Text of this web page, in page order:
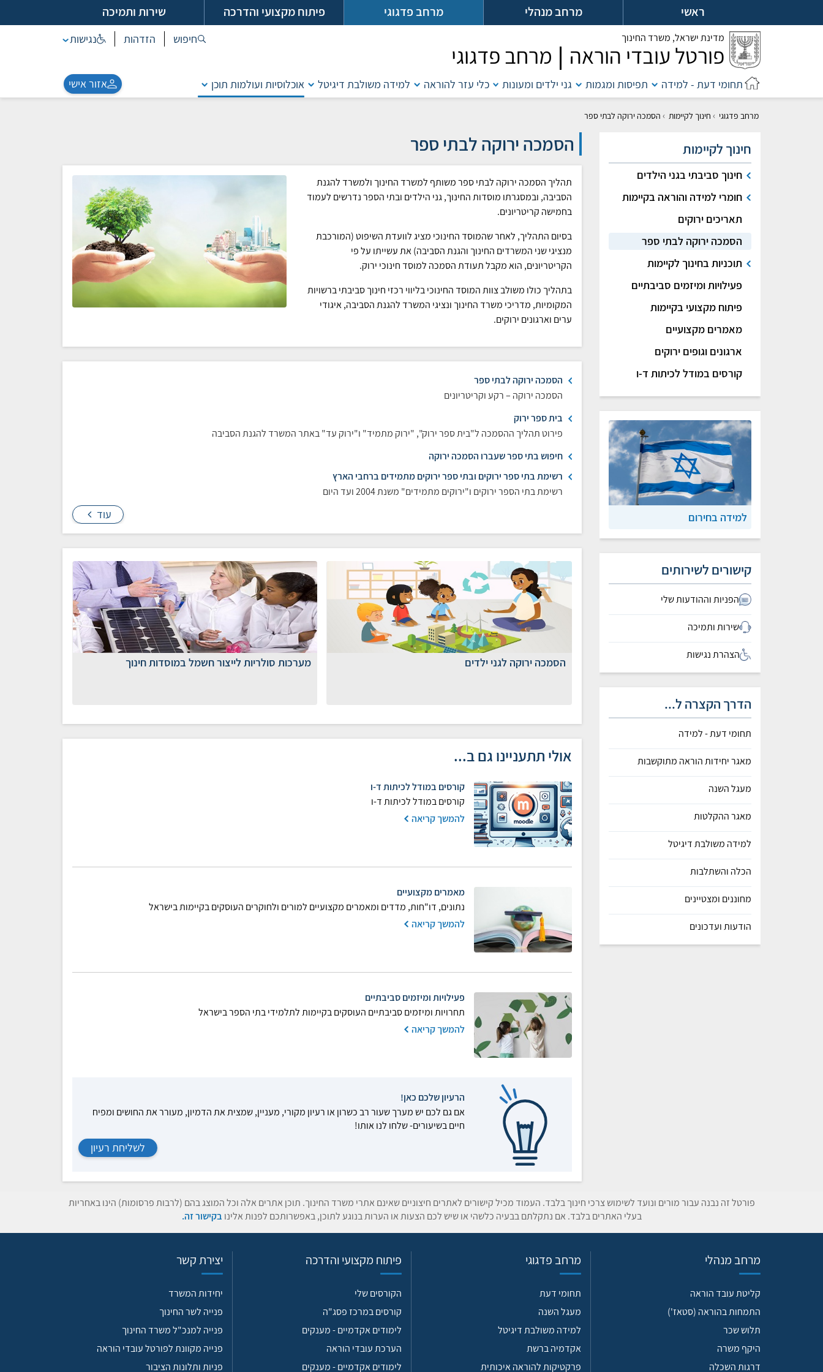
אל
ראשי מרחב מנהלי מרחב פדגוגי פיתוח מקצועי והדרכה שירות ותמיכה
מדינת ישראל, משרד החינוך
פורטל עובדי הוראה מרחב פדגוגי
חיפוש הזדהות נגישות
תחומי דעת - למידה תפיסות ומגמות גני ילדים ומעונות כלי עזר להוראה למידה משולבת דיגיטל אוכלוסיות ועולמות תוכן אזור אישי
מרחב פדגוגי › חינוך לקיימות › הסמכה ירוקה לבתי ספר
הסמכה ירוקה לבתי ספר
תהליך הסמכה ירוקה לבתי ספר משותף למשרד החינוך ולמשרד להגנת
הסביבה, ובמסגרתו מוסדות החינוך, גני הילדים ובתי הספר נדרשים לעמוד
בחמישה קריטריונים.
בסיום התהליך, לאחר שהמוסד החינוכי מציג לוועדת השיפוט (המורכבת
מנציגי שני המשרדים החינוך והגנת הסביבה) את עשייתו על פי
הקריטריונים, הוא מקבל תעודת הסמכה למוסד חינוכי ירוק.
בתהליך כולו משולב צוות המוסד החינוכי בליווי רכזי חינוך סביבתי ברשויות
המקומיות, מדריכי משרד החינוך ונציגי המשרד להגנת הסביבה, איגודי
ערים וארגונים ירוקים.
הסמכה ירוקה לבתי ספר
הסמכה ירוקה – רקע וקריטריונים
בית ספר ירוק
פירוט תהליך ההסמכה ל"בית ספר ירוק", "ירוק מתמיד" ו"ירוק עד" באתר המשרד להגנת הסביבה
חיפוש בתי ספר שעברו הסמכה ירוקה
רשימת בתי ספר ירוקים ובתי ספר ירוקים מתמידים ברחבי הארץ
רשימת בתי הספר ירוקים ו"ירוקים מתמידים" משנת 2004 ועד היום
עוד
הסמכה ירוקה לגני ילדים מערכות סולריות לייצור חשמל במוסדות חינוך
אולי תתעניינו גם ב...
קורסים במודל לכיתות ד-ו
קורסים במודל לכיתות ד-ו
להמשך קריאה
מאמרים מקצועיים
נתונים, דו"חות, מדדים ומאמרים מקצועיים למורים ולחוקרים העוסקים בקיימות בישראל
להמשך קריאה
פעילויות ומיזמים סביבתיים
תחרויות ומיזמים סביבתיים העוסקים בקיימות לתלמידי בתי הספר בישראל
להמשך קריאה
הרעיון שלכם כאן!
אם גם לכם יש מערך שעור רב כשרון או רעיון מקורי, מעניין, שמצית את הדמיון, מעורר את החושים ומפיח
חיים בשיעורים- שלחו לנו אותו!
לשליחת רעיון
חינוך לקיימות
חינוך סביבתי בגני הילדים
חומרי למידה והוראה בקיימות
תאריכים ירוקים
הסמכה ירוקה לבתי ספר
תוכניות בחינוך לקיימות
פעילויות ומיזמים סביבתיים
פיתוח מקצועי בקיימות
מאמרים מקצועיים
ארגונים וגופים ירוקים
קורסים במודל לכיתות ד-ו
למידה בחירום
קישורים לשירותים
הפניות וההודעות שלי
שירות ותמיכה
הצהרת נגישות
הדרך הקצרה ל...
תחומי דעת - למידה
מאגר יחידות הוראה מתוקשבות
מעגל השנה
מאגר ההקלטות
למידה משולבת דיגיטל
הכלה והשתלבות
מחוננים ומצטיינים
הודעות ועדכונים
פורטל זה נבנה עבור מורים ונועד לשימוש צרכי חינוך בלבד. העמוד מכיל קישורים לאתרים חיצוניים שאינם אתרי משרד החינוך. תוכן אתרים אלה וכל המוצג בהם (לרבות פרסומות) הינו באחריות
בעלי האתרים בלבד. אם נתקלתם בבעיה כלשהי או שיש לכם הצעות או הערות בנוגע לתוכן, באפשרותכם לפנות אלינו בקישור זה.
מרחב מנהלי
קליטת עובד הוראה
התמחות בהוראה (סטאז')
תלוש שכר
היקף משרה
דרגות השכלה
מרחב פדגוגי
תחומי דעת
מעגל השנה
למידה משולבת דיגיטל
אקדמיה ברשת
פרקטיקות להוראה איכותית
פיתוח מקצועי והדרכה
הקורסים שלי
קורסים במרכז פסג"ה
לימודים אקדמיים - מענקים
הערכת עובדי הוראה
לימודים אקדמיים - מענקים
יצירת קשר
יחידות המשרד
פנייה לשר החינוך
פנייה למנכ"ל משרד החינוך
פנייה מקוונת לפורטל עובדי הוראה
פניות ותלונות הציבור